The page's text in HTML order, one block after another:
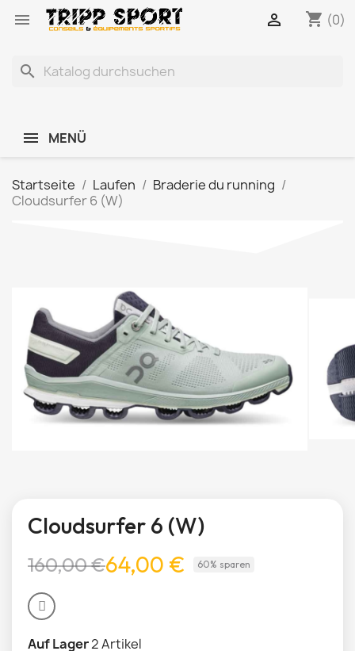
 shopping_cart (0)

search
MENÜ
Startseite Laufen
Braderie du running
Cloudsurfer 6 (W)
Cloudsurfer 6 (W)
160,00 €64,00 € 60% sparen
Auf Lager2 Artikel